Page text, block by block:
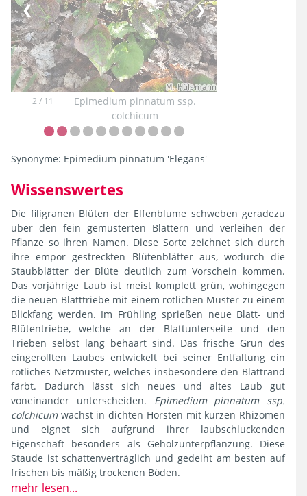
2 / 11
Epimedium pinnatum ssp.
colchicum
❮ ❯
Synonyme: Epimedium pinnatum 'Elegans'
Wissenswertes
Die filigranen Blüten der Elfenblume schweben geradezu
über den fein gemusterten Blättern und verleihen der
Pflanze so ihren Namen. Diese Sorte zeichnet sich durch
ihre empor gestreckten Blütenblätter aus, wodurch die
Staubblätter der Blüte deutlich zum Vorschein kommen.
Das vorjährige Laub ist meist komplett grün, wohingegen
die neuen Blatttriebe mit einem rötlichen Muster zu einem
Blickfang werden. Im Frühling sprießen neue Blatt- und
Blütentriebe, welche an der Blattunterseite und den
Trieben selbst lang behaart sind. Das frische Grün des
eingerollten Laubes entwickelt bei seiner Entfaltung ein
rötliches Netzmuster, welches insbesondere den Blattrand
färbt. Dadurch lässt sich neues und altes Laub gut
voneinander unterscheiden. Epimedium pinnatum ssp.
colchicumwächst in dichten Horsten mit kurzen Rhizomen
und eignet sich aufgrund ihrer laubschluckenden
Eigenschaft besonders als Gehölzunterpflanzung. Diese
Staude ist schattenverträglich und gedeiht am besten auf
frischen bis mäßig trockenen Böden.
mehr lesen...